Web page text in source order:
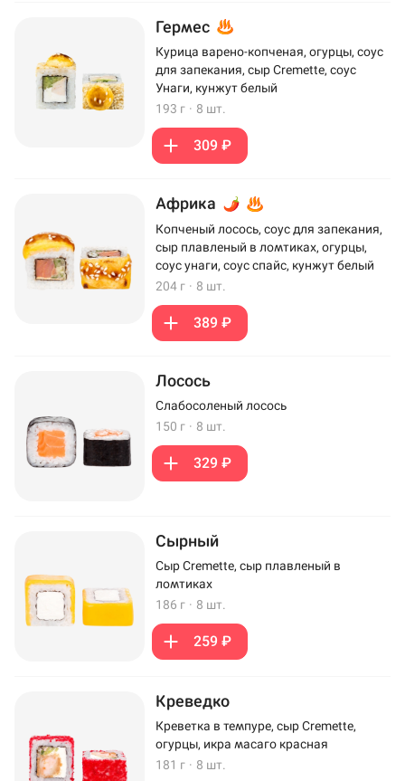
Гермес
Курица варено-копченая, огурцы, соус
для запекания, сыр Cremette, соус
Унаги, кунжут белый
193 г · 8 шт.
309 ₽
Африка
Копченый лосось, соус для запекания,
сыр плавленый в ломтиках, огурцы,
соус унаги, соус спайс, кунжут белый
204 г · 8 шт.
389 ₽
Лосось
Слабосоленый лосось
150 г · 8 шт.
329 ₽
Сырный
Сыр Cremette, сыр плавленый в
ломтиках
186 г · 8 шт.
259 ₽
Креведко
Креветка в темпуре, сыр Cremette,
огурцы, икра масаго красная
181 г · 8 шт.